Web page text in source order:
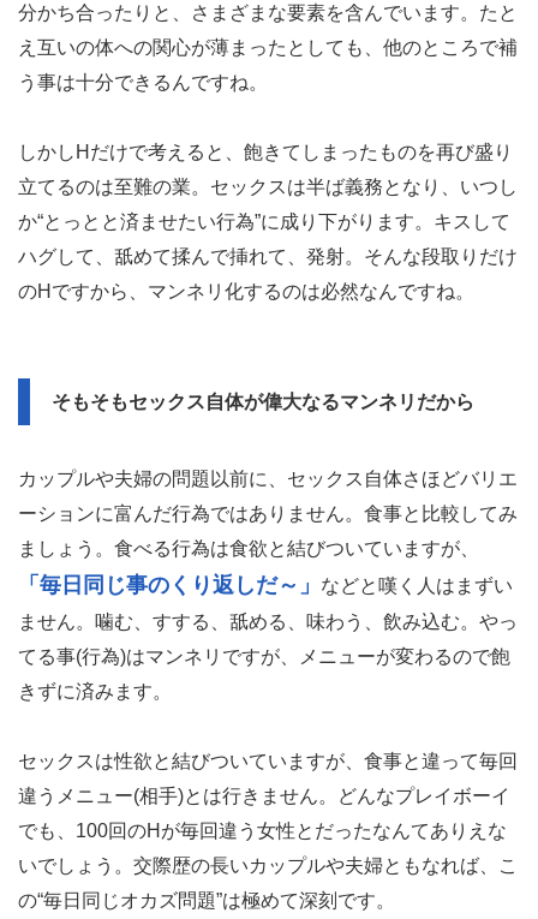
分かち合ったりと、さまざまな要素を含んでいます。たと
え互いの体への関心が薄まったとしても、他のところで補
う事は十分できるんですね。
しかしHだけで考えると、飽きてしまったものを再び盛り
立てるのは至難の業。セックスは半ば義務となり、いつし
か“とっとと済ませたい行為”に成り下がります。キスして
ハグして、舐めて揉んで挿れて、発射。そんな段取りだけ
のHですから、マンネリ化するのは必然なんですね。
そもそもセックス自体が偉大なるマンネリだから
カップルや夫婦の問題以前に、セックス自体さほどバリエ
ーションに富んだ行為ではありません。食事と比較してみ
ましょう。食べる行為は食欲と結びついていますが、
「毎日同じ事のくり返しだ～」
などと嘆く人はまずい
ません。噛む、すする、舐める、味わう、飲み込む。やっ
てる事(行為)はマンネリですが、メニューが変わるので飽
きずに済みます。
セックスは性欲と結びついていますが、食事と違って毎回
違うメニュー(相手)とは行きません。どんなプレイボーイ
でも、100回のHが毎回違う女性とだったなんてありえな
いでしょう。交際歴の長いカップルや夫婦ともなれば、こ
の“毎日同じオカズ問題”は極めて深刻です。